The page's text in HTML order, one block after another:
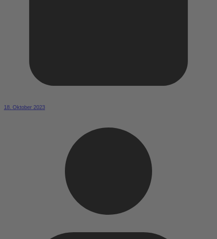
18. Oktober 2023